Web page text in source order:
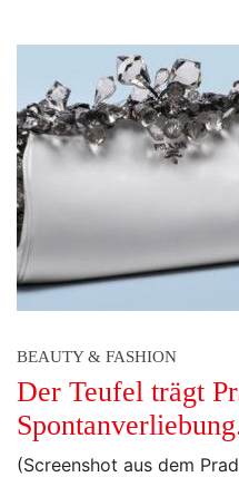
BEAUTY & FASHION
Der Teufel trägt
(Screenshot aus dem